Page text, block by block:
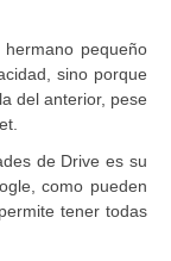
pequeño
sino porque
del anterior, pese
de Drive es su
como pueden
tener todas